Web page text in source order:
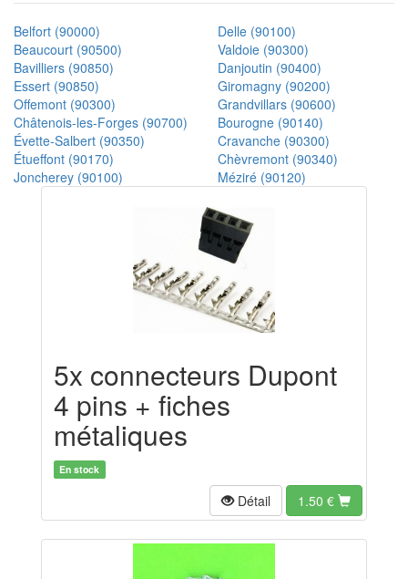
Belfort (90000)
Delle (90100)
Beaucourt (90500)
Valdoie (90300)
Bavilliers (90850)
Danjoutin (90400)
Essert (90850)
Giromagny (90200)
Offemont (90300)
Grandvillars (90600)
Châtenois-les-Forges (90700)
Bourogne (90140)
Évette-Salbert (90350)
Cravanche (90300)
Étueffont (90170)
Chèvremont (90340)
Joncherey (90100)
Méziré (90120)
5x connecteurs Dupont
4 pins + fiches
métaliques
En stock
Détail 1.50 €